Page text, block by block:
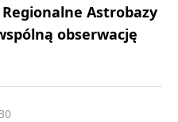
Astrobazy
obserwację